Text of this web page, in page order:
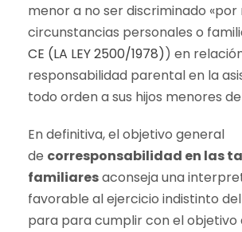
menor a no ser discriminado «por
circunstancias personales o
CE (LA LEY 2500/1978)) en
responsabilidad parental en la
todo orden a sus hijos menores
En definitiva, el objetivo general
de corresponsabilidad en las
familiaresaconseja una
favorable al ejercicio indistinto
para para cumplir con el objetivo